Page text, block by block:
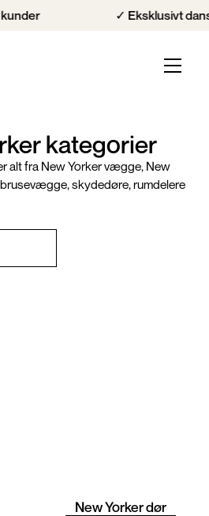
✓ Eksklusivt dansk
kategorier
alt fra New Yorker vægge, New
skydedøre, rumdelere
New Yorker dør